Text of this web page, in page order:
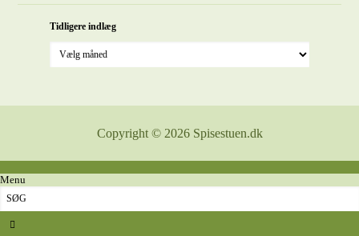
Tidligere indlæg
Copyright © 2026 Spisestuen.dk
Menu